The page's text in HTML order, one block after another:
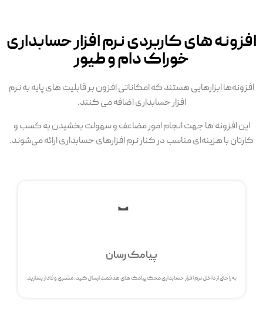
افزونه های کاربردی نرم افزار حسابداری
خوراک دام و طیور
افزونه‌ها ابزارهایی هستند که امکاناتی افزون بر قابلیت های پایه به نرم
افزار حسابداری اضافه می کنند.
این افزونه ها جهت انجام امور مضاعف و سهولت بخشیدن به کسب و
کارتان با هزینه‌ای مناسب در کنار نرم افزارهای حسابداری ارائه می‌شوند.
پیامک رسان
به راحتی از داخل نرم افزار حسابداری محک پیامک های هدفمند ارسال کنید، مشتری وفادار بسازید.